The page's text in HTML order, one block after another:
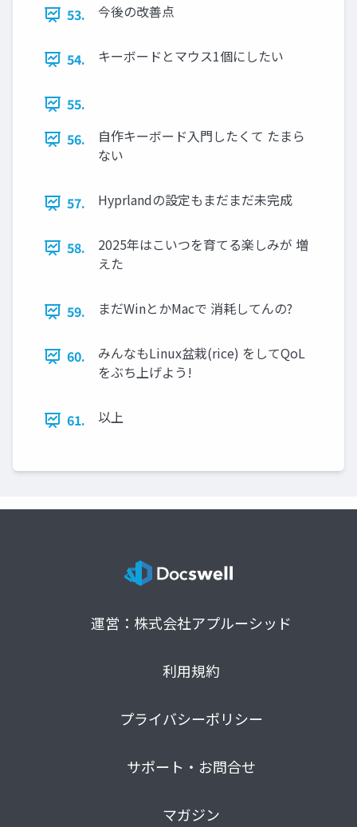
53. 今後の改善点
54. キーボードとマウス1個にしたい
55.
56.
自作キーボード入門したくて たまら
ない
57. Hyprlandの設定もまだまだ未完成
58.
2025年はこいつを育てる楽しみが 増
えた
59. まだWinとかMacで 消耗してんの?
60.
みんなもLinux盆栽(rice) をしてQoL
をぶち上げよう!
61. 以上
運営：株式会社アプルーシッド
利用規約
プライバシーポリシー
サポート・お問合せ
マガジン